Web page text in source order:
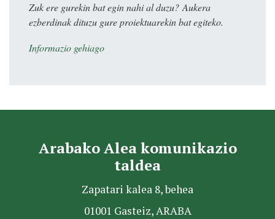
Zuk ere gurekin bat egin nahi al duzu? Aukera
ezberdinak dituzu gure proiektuarekin bat egiteko.
Informazio gehiago
Arabako Alea komunikazio
taldea
Zapatari kalea 8, behea
01001 Gasteiz, ARABA